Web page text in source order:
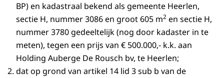
BP) en kadastraal bekend als gemeente Heerlen,
sectie H, nummer 3086 en groot 605 m2 en sectie H,
nummer 3780 gedeeltelijk (nog door kadaster in te
meten), tegen een prijs van € 500.000,- k.k. aan
Holding Auberge De Rousch bv, te Heerlen;
dat op grond van artikel 14 lid 3 sub b van de